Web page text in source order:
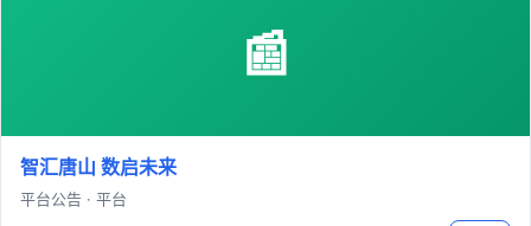
📰
智汇唐山 数启未来
平台公告 · 平台